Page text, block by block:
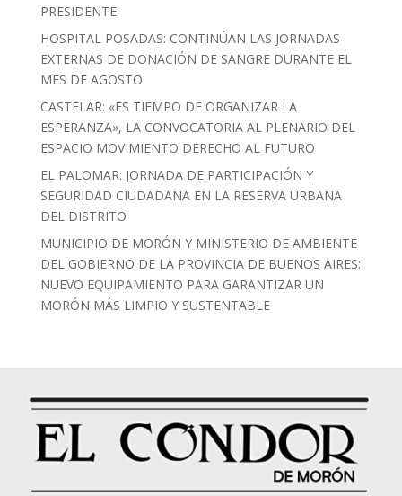
PRESIDENTE
HOSPITAL POSADAS: CONTINÚAN LAS JORNADAS
EXTERNAS DE DONACIÓN DE SANGRE DURANTE EL
MES DE AGOSTO
CASTELAR: «ES TIEMPO DE ORGANIZAR LA
ESPERANZA», LA CONVOCATORIA AL PLENARIO DEL
ESPACIO MOVIMIENTO DERECHO AL FUTURO
EL PALOMAR: JORNADA DE PARTICIPACIÓN Y
SEGURIDAD CIUDADANA EN LA RESERVA URBANA
DEL DISTRITO
MUNICIPIO DE MORÓN Y MINISTERIO DE AMBIENTE
DEL GOBIERNO DE LA PROVINCIA DE BUENOS AIRES:
NUEVO EQUIPAMIENTO PARA GARANTIZAR UN
MORÓN MÁS LIMPIO Y SUSTENTABLE